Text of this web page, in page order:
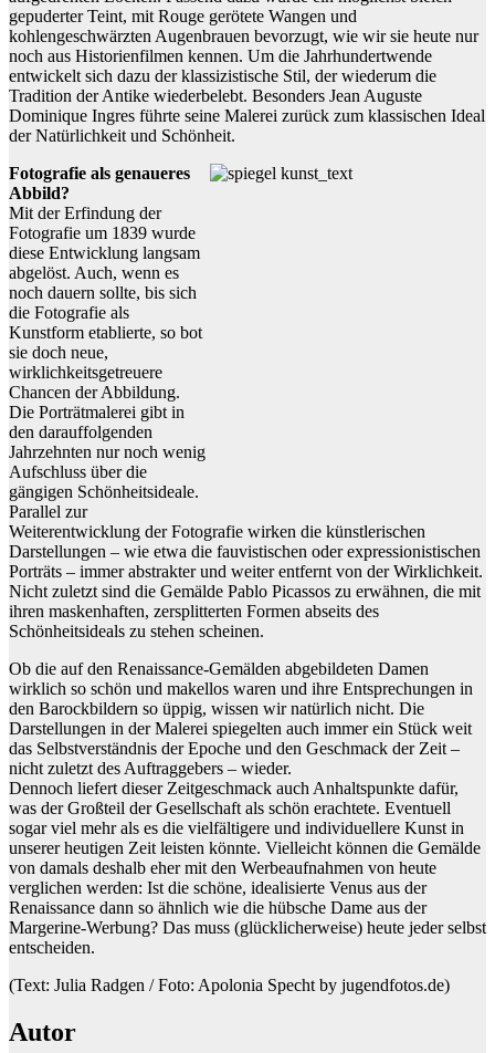
gepuderter Teint, mit Rouge gerötete Wangen und
kohlengeschwärzten Augenbrauen bevorzugt, wie wir sie heute nur
noch aus Historienfilmen kennen. Um die Jahrhundertwende
entwickelt sich dazu der klassizistische Stil, der wiederum die
Tradition der Antike wiederbelebt. Besonders Jean Auguste
Dominique Ingres führte seine Malerei zurück zum klassischen Ideal
der Natürlichkeit und Schönheit.
Fotografie als genaueres
Abbild?
Mit der Erfindung der
Fotografie um 1839 wurde
diese Entwicklung langsam
abgelöst. Auch, wenn es
noch dauern sollte, bis sich
die Fotografie als
Kunstform etablierte, so bot
sie doch neue,
wirklichkeitsgetreuere
Chancen der Abbildung.
Die Porträtmalerei gibt in
den darauffolgenden
Jahrzehnten nur noch wenig
Aufschluss über die
gängigen Schönheitsideale.
Parallel zur
Weiterentwicklung der Fotografie wirken die künstlerischen
Darstellungen – wie etwa die fauvistischen oder expressionistischen
Porträts – immer abstrakter und weiter entfernt von der Wirklichkeit.
Nicht zuletzt sind die Gemälde Pablo Picassos zu erwähnen, die mit
ihren maskenhaften, zersplitterten Formen abseits des
Schönheitsideals zu stehen scheinen.
Ob die auf den Renaissance-Gemälden abgebildeten Damen
wirklich so schön und makellos waren und ihre Entsprechungen in
den Barockbildern so üppig, wissen wir natürlich nicht. Die
Darstellungen in der Malerei spiegelten auch immer ein Stück weit
das Selbstverständnis der Epoche und den Geschmack der Zeit –
nicht zuletzt des Auftraggebers – wieder.
Dennoch liefert dieser Zeitgeschmack auch Anhaltspunkte dafür,
was der Großteil der Gesellschaft als schön erachtete. Eventuell
sogar viel mehr als es die vielfältigere und individuellere Kunst in
unserer heutigen Zeit leisten könnte. Vielleicht können die Gemälde
von damals deshalb eher mit den Werbeaufnahmen von heute
verglichen werden: Ist die schöne, idealisierte Venus aus der
Renaissance dann so ähnlich wie die hübsche Dame aus der
Margerine-Werbung? Das muss (glücklicherweise) heute jeder selbst
entscheiden.
(Text: Julia Radgen / Foto: Apolonia Specht by jugendfotos.de)
Autor